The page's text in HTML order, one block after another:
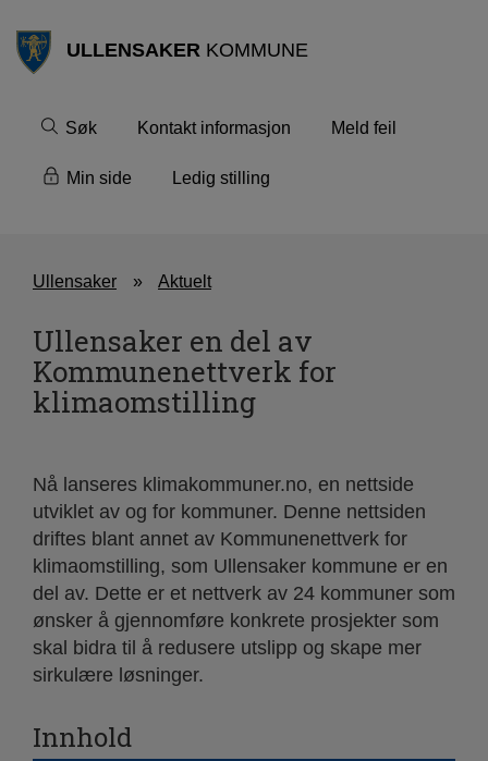
ULLENSAKERKOMMUNE
Søk Kontakt informasjon Meld feil
Min side Ledig stilling
Ullensaker Aktuelt
Ullensaker en del av
Kommunenettverk for
klimaomstilling
Nå lanseres klimakommuner.no, en nettside
utviklet av og for kommuner. Denne nettsiden
driftes blant annet av Kommunenettverk for
klimaomstilling, som Ullensaker kommune er en
del av. Dette er et nettverk av 24 kommuner som
ønsker å gjennomføre konkrete prosjekter som
skal bidra til å redusere utslipp og skape mer
sirkulære løsninger.
Innhold